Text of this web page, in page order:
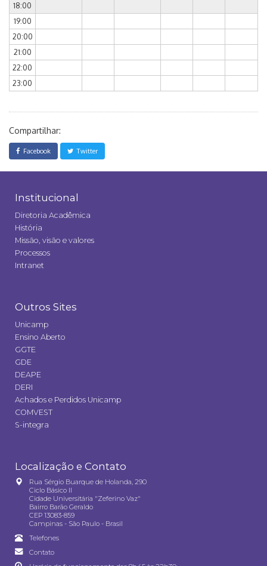
18:00
19:00
20:00
21:00
22:00
23:00
Compartilhar:
Facebook Twitter
Institucional
Diretoria Acadêmica
História
Missão, visão e valores
Processos
Intranet
Outros Sites
Unicamp
Ensino Aberto
GGTE
GDE
DEAPE
DERI
Achados e Perdidos Unicamp
COMVEST
S-integra
Localização e Contato
Rua Sérgio Buarque de Holanda, 290
Ciclo Básico II
Cidade Universitária "Zeferino Vaz"
Bairro Barão Geraldo
CEP 13083-859
Campinas - São Paulo - Brasil
Telefones
Contato